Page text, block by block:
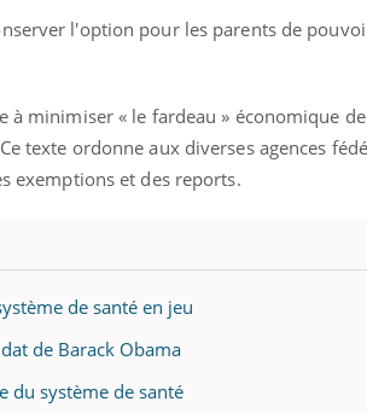
l'option pour les parents de
à minimiser « le fardeau » économique
texte ordonne aux diverses agences
exemptions et des reports.
de santé en jeu
de Barack Obama
du système de santé